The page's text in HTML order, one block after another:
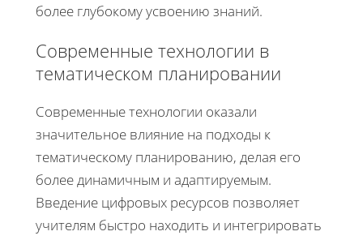
более глубокому усвоению знаний.
Современные технологии в
тематическом планировании
Современные технологии оказали
значительное влияние на подходы к
тематическому планированию, делая его
более динамичным и адаптируемым.
Введение цифровых ресурсов позволяет
учителям быстро находить и интегрировать